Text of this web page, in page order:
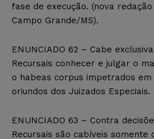
fase de execução. (nova
Campo Grande/MS).
ENUNCIADO 62 – Cabe
Recursais conhecer e julgar o
o habeas corpus impetrados em
oriundos dos Juizados Especiais.
ENUNCIADO 63 – Contra
Recursais são cabíveis somente